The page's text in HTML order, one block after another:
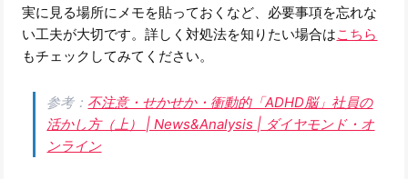
実に見る場所にメモを貼っておくなど、必要事項を忘れな
い工夫が大切です。詳しく対処法を知りたい場合はこちら
もチェックしてみてください。
参考： 不注意・せかせか・衝動的「ADHD脳」社員の
活かし方（上） | News&Analysis | ダイヤモンド・オ
ンライン